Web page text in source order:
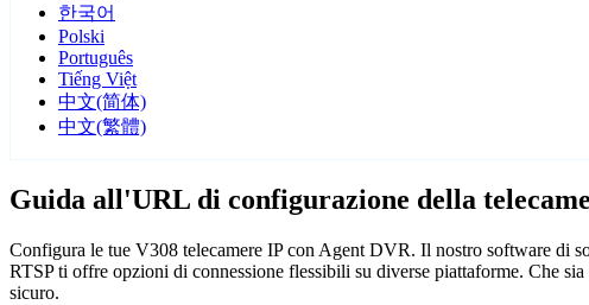
한국어
Polski
Português
Tiếng Việt
中文(简体)
中文(繁體)
Guida all'URL di configurazione della
Configura le tue V308 telecamere IP con Agent DVR. Il nostro software di
RTSP ti offre opzioni di connessione flessibili su diverse piattaforme. Che
sicuro.